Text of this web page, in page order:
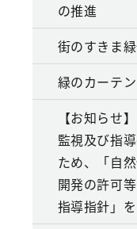
の推進
街のすきま
緑のカーテ
【お知らせ
監視及び指
ため、「自
開発の許可
指導指針」